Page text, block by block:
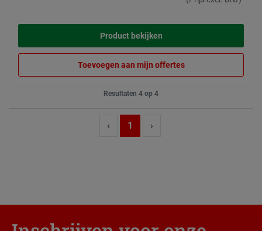
Product bekijken
Toevoegen aan mijn offertes
Resultaten 4 op 4
‹ 1 ›